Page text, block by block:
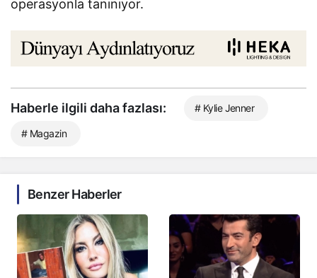
operasyonla tanınıyor.
Haberle ilgili daha fazlası: # Kylie Jenner
# Magazin
Benzer Haberler